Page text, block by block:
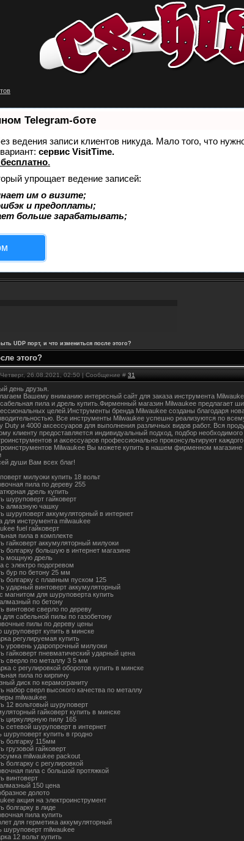
Telegram-боте
ведения записи клиентов никуда. Мало того, что
сервис VisitTime.
.
упрощает ведение записей:
им о визите;
и предоплаты;
больше зарабатывать;
UDP порт, и что измениться после этого?
этого?
26.08.2021, 02:50 | Сообщение # 31
день друзья.
Вашему вниманию интересный сайт для заказа инструмента
пила и дрель купить.Фирменный магазин Milwaukee предлагает
целей.Инструменты бренда Milwaukee созданы благодаря
Все инструменты Milwaukee успешно реализуются по
Duty и 4000 аксессуаров для выполнения различных видов работ. Вся
клиенту предоставляется индивидуальный подход, подбор
и аксессуаров профессионально проконсультируют
Milwaukee Вы можете купить в нашем фирменном
души Вам всех благ!
милуоки купить 18 вольт
пила по дереву 255
дрель купить
шуруповерт гайковерт
алмазную чашку
шуруповерт аккумуляторный в интернет
для инструмента milwaukee
fuel гайковерт
пила в комплекте
гайковерт аккумуляторный милуоки
болгарку большую в интернет магазине
мощную дрель
с электро подогревом
бур по бетону 25 мм
болгарку с плавным пуском 125
ударный винтоверт аккумуляторный
магнитом для шуруповерта купить
по бетону
винтовое сверло по дереву
для сабельной пилы по газобетону
пилы по дереву цены
шуруповерт купить в минске
регулируемая купить
уровень ударопрочный милуоки
гайковерт пневматический ударный цена
сверло по металлу 3 5 мм
с регулировкой оборотов купить в минске
пила по кирпичу
диск по керамограниту
набор сверл высокого качества по металлу
milwaukee
12 вольтовый шуруповерт
гайковерт купить в минске
циркулярную пилу 165
сетевой шуруповерт в интернет
шуруповерт купить в гродно
болгарку 115мм
грузовой гайковерт
milwaukee packout
болгарку с регулировкой
пила с большой протяжкой
винтоверт
150 цена
долото
акция на электроинструмент
болгарку в лиде
пила купить
для герметика аккумуляторный
шуруповерт milwaukee
12 вольт купить